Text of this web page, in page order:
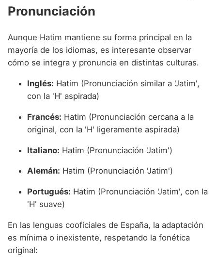
Pronunciación
Aunque Hatim mantiene su forma principal en la
mayoría de los idiomas, es interesante observar
cómo se integra y pronuncia en distintas culturas.
Inglés: Hatim (Pronunciación similar a 'Jatim',
con la 'H' aspirada)
Francés: Hatim (Pronunciación cercana a la
original, con la 'H' ligeramente aspirada)
Italiano: Hatim (Pronunciación 'Jatim')
Alemán: Hatim (Pronunciación 'Jatim')
Portugués: Hatim (Pronunciación 'Jatim', con la
'H' suave)
En las lenguas cooficiales de España, la adaptación
es mínima o inexistente, respetando la fonética
original: